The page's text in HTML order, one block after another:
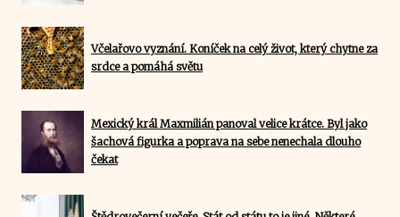
Včelařovo vyznání. Koníček na celý život, který chytne za
srdce a pomáhá světu
Mexický král Maxmilián panoval velice krátce. Byl jako
šachová figurka a poprava na sebe nenechala dlouho
čekat